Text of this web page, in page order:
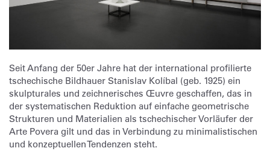
Seit Anfang der 50er Jahre hat der international profilierte
tschechische Bildhauer Stanislav Kolíbal (geb. 1925) ein
skulpturales und zeichnerisches Œuvre geschaffen, das in
der systematischen Reduktion auf einfache geometrische
Strukturen und Materialien als tschechischer Vorläufer der
Arte Povera gilt und das in Verbindung zu minimalistischen
und konzeptuellen Tendenzen steht.